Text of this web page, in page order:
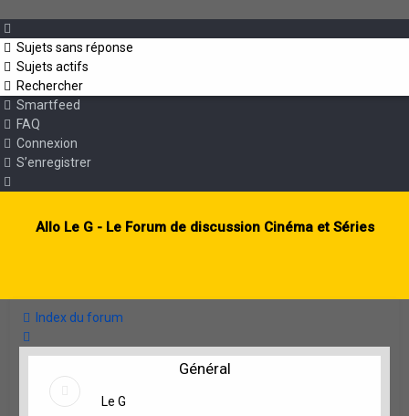
Sujets sans réponse
Sujets actifs
Rechercher
Smartfeed
FAQ
Connexion
S’enregistrer
Allo Le G - Le Forum de discussion Cinéma et Séries
Index du forum
Général
Le G